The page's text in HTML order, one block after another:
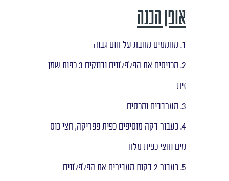
אופן הכנה
1. מחממים מחבת על חום גבוה
2. מכניסים את הפלפלונים ובוזקים 3 כפות שמן
זית
3. מערבבים ומכסים
4. כעבור דקה מוסיפים כפית פפריקה, חצי כוס
מים וחצי כפית מלח
5. כעבור 2 דקות מעבירים את הפלפלונים